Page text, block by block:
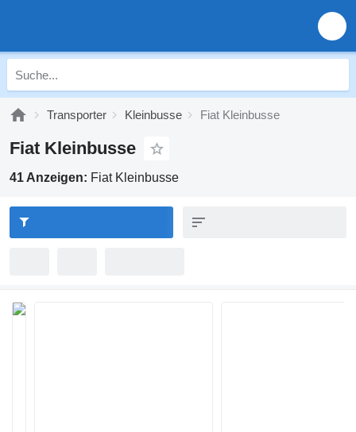
Transporter Kleinbusse Fiat Kleinbusse
Fiat Kleinbusse
41 Anzeigen: Fiat Kleinbusse